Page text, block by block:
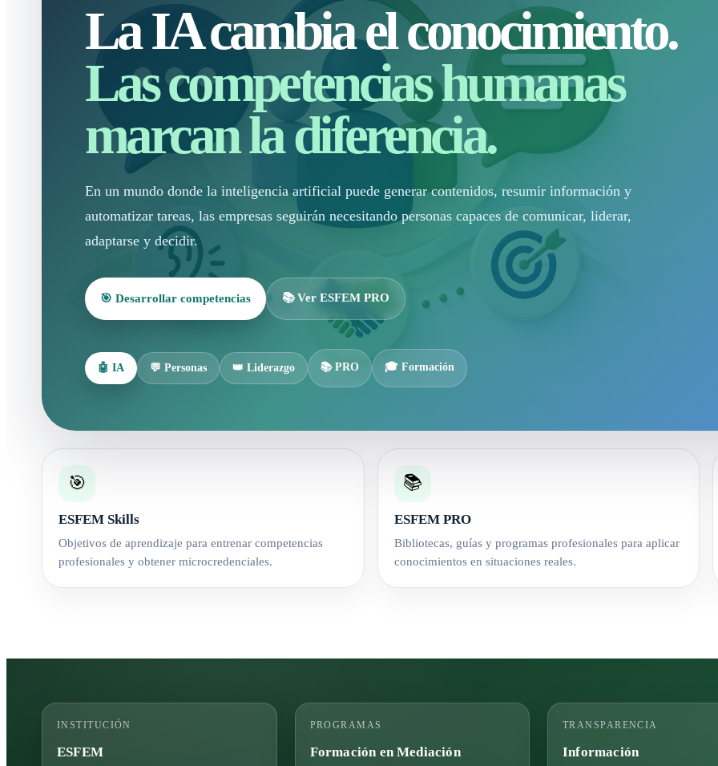
La IA cambia el conocimiento.
Las competencias humanas
marcan la diferencia.
En un mundo donde la inteligencia artificial puede generar contenidos, resumir información y
automatizar tareas, las empresas seguirán necesitando personas capaces de comunicar, liderar,
adaptarse y decidir.
🎯 Desarrollar competencias 📚 Ver ESFEM PRO
🤖 IA 💬 Personas 👑 Liderazgo 📚 PRO 🎓 Formación
🎯
ESFEM Skills
Objetivos de aprendizaje para entrenar competencias
profesionales y obtener microcredenciales.
📚
ESFEM PRO
Bibliotecas, guías y programas profesionales para aplicar
conocimientos en situaciones reales.
INSTITUCIÓN
ESFEM
PROGRAMAS
Formación en Mediación
TRANSPARENCIA
Información